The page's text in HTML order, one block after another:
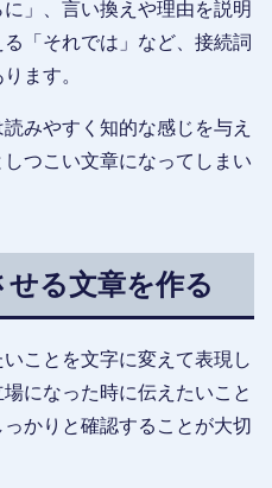
」、言い換えや理由を説明
「それでは」など、接続詞
ます。
みやすく知的な感じを与え
つこい文章になってしまい
る文章を作る
ことを文字に変えて表現し
になった時に伝えたいこと
かりと確認することが大切